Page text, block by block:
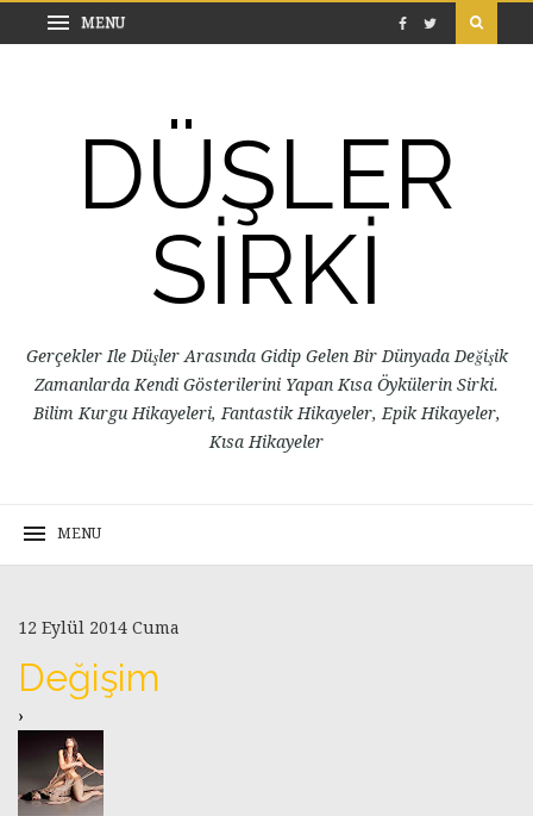
DÜŞLER
SİRKİ
Gerçekler Ile Düşler Arasında Gidip Gelen Bir Dünyada Değişik
Zamanlarda Kendi Gösterilerini Yapan Kısa Öykülerin Sirki.
Bilim Kurgu Hikayeleri, Fantastik Hikayeler, Epik Hikayeler,
Kısa Hikayeler
12 Eylül 2014 Cuma
Değişim
›